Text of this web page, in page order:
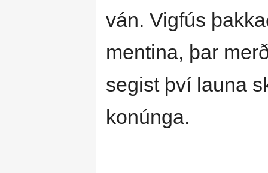
ván. Vigfús
mentina, þar
segist því launa
konúnga.